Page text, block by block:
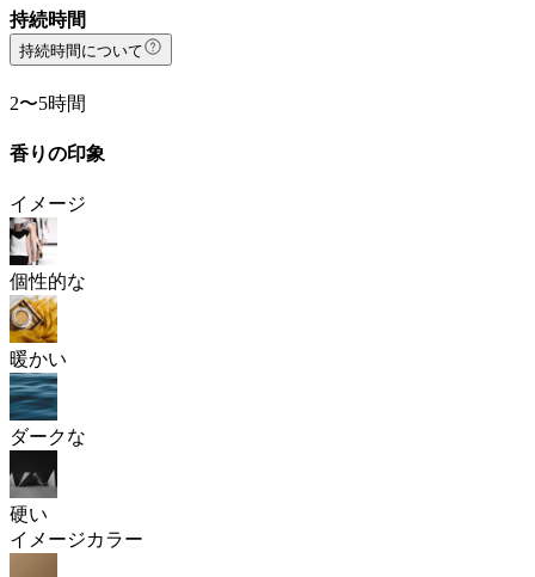
持続時間
持続時間について
2〜5時間
香りの印象
イメージ
個性的な
暖かい
ダークな
硬い
イメージカラー